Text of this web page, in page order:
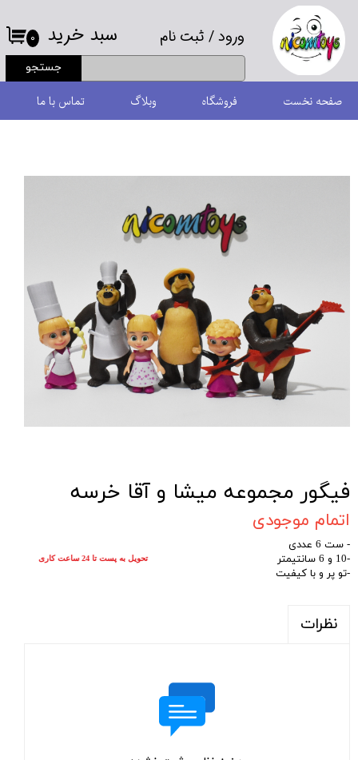
ورود/ ثبت نام
حساب کاربری من
تغییر گذر واژه
سفارشات
جستجو
۰ سبد خرید
صفحه نخست فروشگاه وبلاگ تماس با ما
فیگور مجموعه میشا و آقا خرسه
اتمام موجودی
- ست 6 عددی
-10 و 6 سانتیمتر
-تو پر و با کیفیت
نظرات
تحویل به پست تا 24 ساعت کاری